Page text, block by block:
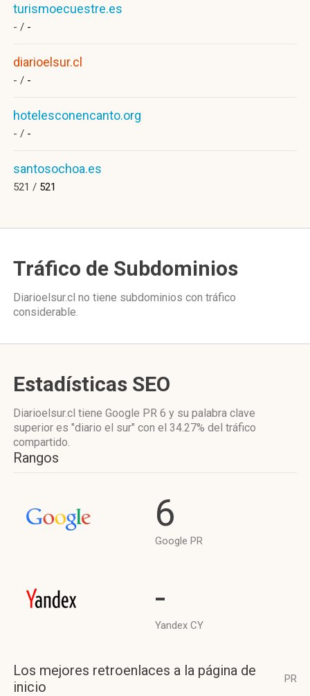
turismoecuestre.es
- / -
diarioelsur.cl
- / -
hotelesconencanto.org
- / -
santosochoa.es
521 / 521
Tráfico de Subdominios
Diarioelsur.cl no tiene subdominios con tráfico
considerable.
Estadísticas SEO
Diarioelsur.cl tiene Google PR 6 y su palabra clave
superior es "diario el sur" con el 34.27% del tráfico
compartido.
Rangos
6
Google PR
-
Yandex CY
Los mejores retroenlaces a la página de
inicio
PR